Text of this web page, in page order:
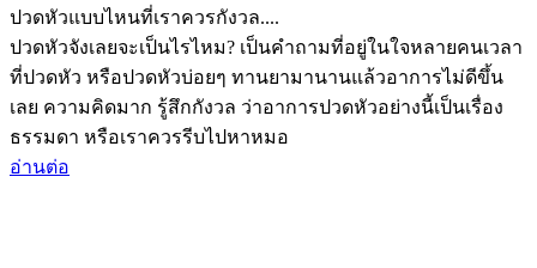
ปวดหัวแบบไหนที่เราควรกังวล....
ปวดหัวจังเลยจะเป็นไรไหม? เป็นคำถามที่อยู่ในใจหลายคนเวลา
ที่ปวดหัว หรือปวดหัวบ่อยๆ ทานยามานานแล้วอาการไม่ดีขึ้น
เลย ความคิดมาก รู้สึกกังวล ว่าอาการปวดหัวอย่างนี้เป็นเรื่อง
ธรรมดา หรือเราควรรีบไปหาหมอ
อ่านต่อ